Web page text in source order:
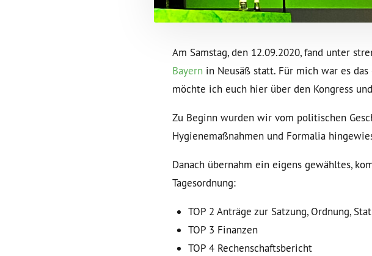
Am Samstag, den 12.09.2020, fand unter
Bayern in Neusäß statt. Für mich war es
möchte ich euch hier über den Kongress
Zu Beginn wurden wir vom politischen
Hygienemaßnahmen und Formalia
Danach übernahm ein eigens gewähltes,
Tagesordnung:
TOP 2 Anträge zur Satzung, Ordnung,
TOP 3 Finanzen
TOP 4 Rechenschaftsbericht